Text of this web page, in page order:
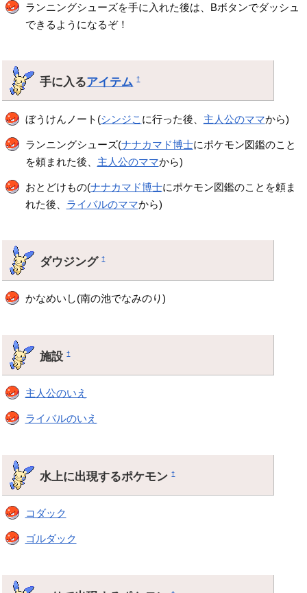
ランニングシューズを手に入れた後は、Bボタンでダッシュ
できるようになるぞ！
手に入るアイテム †
ぼうけんノート(シンジこ に行った後、 主人公のママから)
ランニングシューズ(ナナカマド博士にポケモン図鑑のこと
を頼まれた後、 主人公のママから)
おとどけもの(ナナカマド博士にポケモン図鑑のことを頼ま
れた後、 ライバルのママから)
ダウジング†
かなめいし(南の池でなみのり)
施設†
主人公のいえ
ライバルのいえ
水上に出現するポケモン†
コダック
ゴルダック